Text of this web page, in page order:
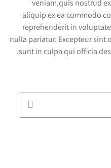
veniam,quis nostrud
aliquip ex ea commodo
reprehenderit in
nulla pariatur. Excepteur sint
sunt in culpa qui officia